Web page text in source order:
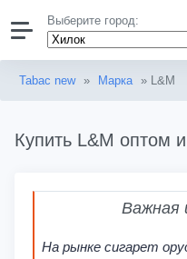
Выберите город:
Tabac new » Марка » L&M
Купить L&M оптом
Важная
На рынке сигарет